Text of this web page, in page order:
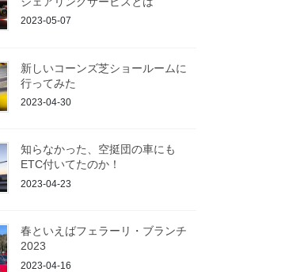
2023-05-07
新しいコーンズ芝ショールームに
行ってみた
2023-04-30
知らなかった、空挺団の車にも
ETC付いてたのか！
2023-04-23
春といえばフェラーリ・ブランチ
2023
2023-04-16